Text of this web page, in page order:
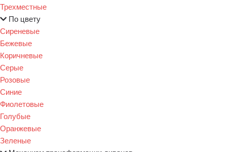
Трехместные
По цвету
Сиреневые
Бежевые
Коричневые
Серые
Розовые
Синие
Фиолетовые
Голубые
Оранжевые
Зеленые